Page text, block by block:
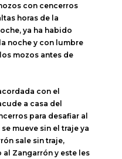
con cencerros
horas de la
ya ha habido
noche y con lumbre
mozos antes de
con el
a casa del
para desafiar al
mueve sin el traje ya
sale sin traje,
Zangarrón y este les